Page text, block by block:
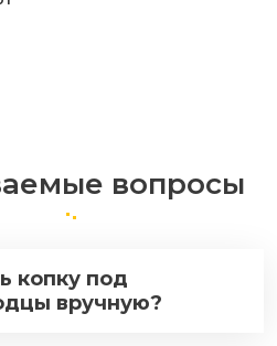
вопросы
копку под
вручную?